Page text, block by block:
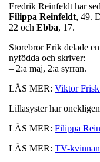
Fredrik Reinfeldt har
Filippa Reinfeldt, 49.
22 och Ebba, 17.
Storebror Erik delade
nyfödda och skriver:
– 2:a maj, 2:a syrran.
LÄS MER: Viktor
Lillasyster har
LÄS MER: Filippa
LÄS MER: TV-